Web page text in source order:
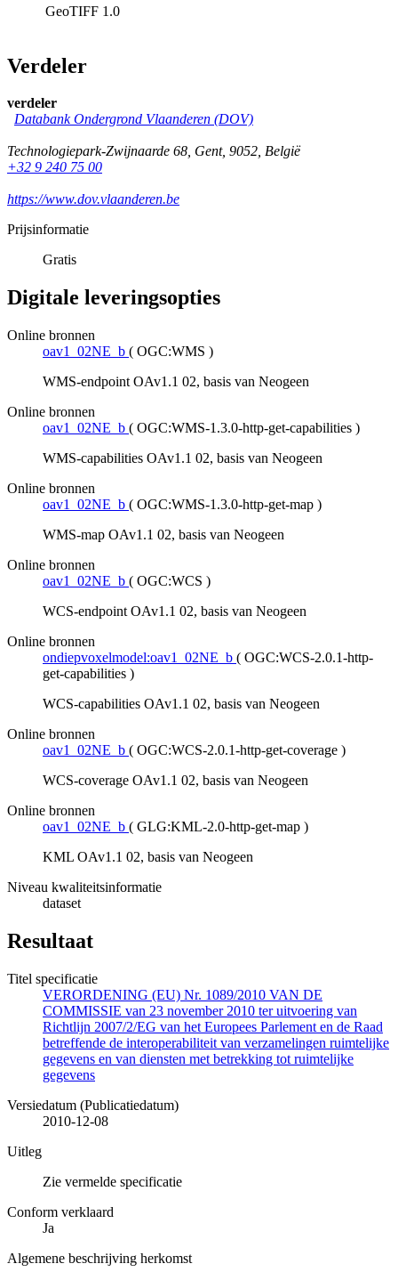
GeoTIFF 1.0
Verdeler
verdeler
Databank Ondergrond Vlaanderen (DOV)
Technologiepark-Zwijnaarde 68, Gent, 9052, België
+32 9 240 75 00
https://www.dov.vlaanderen.be
Prijsinformatie
Gratis
Digitale leveringsopties
Online bronnen
oav1_02NE_b ( OGC:WMS )
WMS-endpoint OAv1.1 02, basis van Neogeen
Online bronnen
oav1_02NE_b ( OGC:WMS-1.3.0-http-get-capabilities )
WMS-capabilities OAv1.1 02, basis van Neogeen
Online bronnen
oav1_02NE_b ( OGC:WMS-1.3.0-http-get-map )
WMS-map OAv1.1 02, basis van Neogeen
Online bronnen
oav1_02NE_b ( OGC:WCS )
WCS-endpoint OAv1.1 02, basis van Neogeen
Online bronnen
ondiepvoxelmodel:oav1_02NE_b ( OGC:WCS-2.0.1-http-
get-capabilities )
WCS-capabilities OAv1.1 02, basis van Neogeen
Online bronnen
oav1_02NE_b ( OGC:WCS-2.0.1-http-get-coverage )
WCS-coverage OAv1.1 02, basis van Neogeen
Online bronnen
oav1_02NE_b ( GLG:KML-2.0-http-get-map )
KML OAv1.1 02, basis van Neogeen
Niveau kwaliteitsinformatie
dataset
Resultaat
Titel specificatie
VERORDENING (EU) Nr. 1089/2010 VAN DE
COMMISSIE van 23 november 2010 ter uitvoering van
Richtlijn 2007/2/EG van het Europees Parlement en de Raad
betreffende de interoperabiliteit van verzamelingen ruimtelijke
gegevens en van diensten met betrekking tot ruimtelijke
gegevens
Versiedatum (Publicatiedatum)
2010-12-08
Uitleg
Zie vermelde specificatie
Conform verklaard
Ja
Algemene beschrijving herkomst